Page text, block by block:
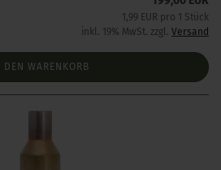
1,99 EUR pro 1 Stück
inkl. 19% MwSt. zzgl. Versand
DEN WARENKORB